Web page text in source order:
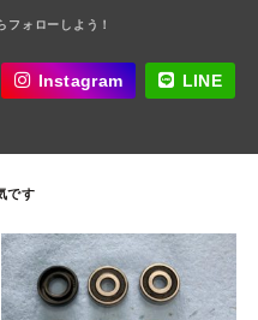
Instagram LINE